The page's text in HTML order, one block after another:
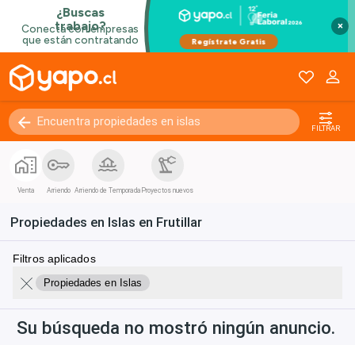
×
FILTRAR
Venta Arriendo Arriendo de Temporada Proyectos nuevos
Propiedades en Islas en Frutillar
Filtros aplicados
Propiedades en Islas
Su búsqueda no mostró ningún anuncio.